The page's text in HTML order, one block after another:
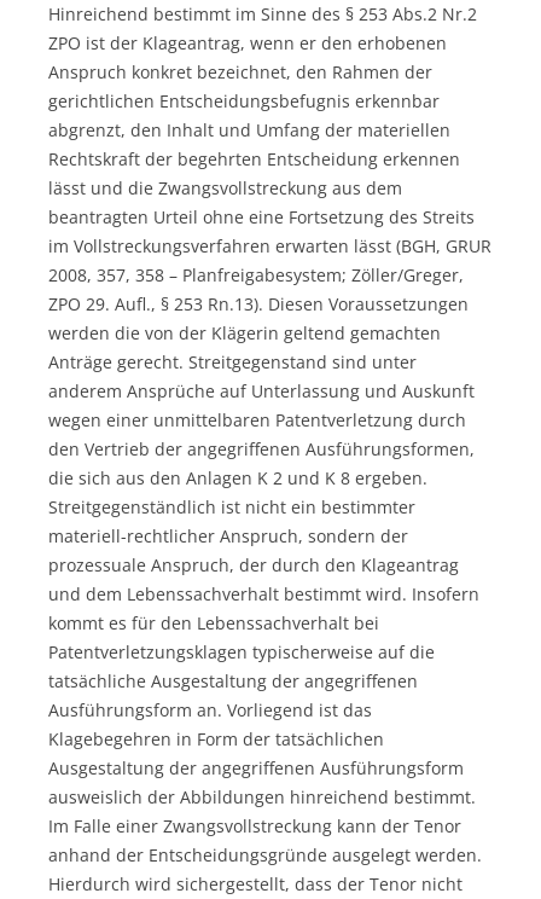
Hinreichend bestimmt im Sinne des § 253 Abs.2 Nr.2
ZPO ist der Klageantrag, wenn er den erhobenen
Anspruch konkret bezeichnet, den Rahmen der
gerichtlichen Entscheidungsbefugnis erkennbar
abgrenzt, den Inhalt und Umfang der materiellen
Rechtskraft der begehrten Entscheidung erkennen
lässt und die Zwangsvollstreckung aus dem
beantragten Urteil ohne eine Fortsetzung des Streits
im Vollstreckungsverfahren erwarten lässt (BGH, GRUR
2008, 357, 358 – Planfreigabesystem; Zöller/Greger,
ZPO 29. Aufl., § 253 Rn.13). Diesen Voraussetzungen
werden die von der Klägerin geltend gemachten
Anträge gerecht. Streitgegenstand sind unter
anderem Ansprüche auf Unterlassung und Auskunft
wegen einer unmittelbaren Patentverletzung durch
den Vertrieb der angegriffenen Ausführungsformen,
die sich aus den Anlagen K 2 und K 8 ergeben.
Streitgegenständlich ist nicht ein bestimmter
materiell-rechtlicher Anspruch, sondern der
prozessuale Anspruch, der durch den Klageantrag
und dem Lebenssachverhalt bestimmt wird. Insofern
kommt es für den Lebenssachverhalt bei
Patentverletzungsklagen typischerweise auf die
tatsächliche Ausgestaltung der angegriffenen
Ausführungsform an. Vorliegend ist das
Klagebegehren in Form der tatsächlichen
Ausgestaltung der angegriffenen Ausführungsform
ausweislich der Abbildungen hinreichend bestimmt.
Im Falle einer Zwangsvollstreckung kann der Tenor
anhand der Entscheidungsgründe ausgelegt werden.
Hierdurch wird sichergestellt, dass der Tenor nicht